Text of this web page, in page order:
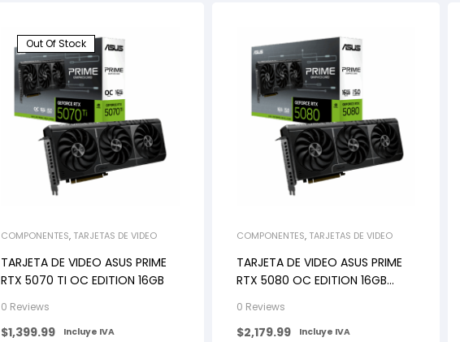
Out Of Stock
COMPONENTES, TARJETAS DE VIDEO
TARJETA DE VIDEO ASUS PRIME
RTX 5070 TI OC EDITION 16GB
0 Reviews
$1,399.99 Incluye IVA
COMPONENTES, TARJETAS DE VIDEO
TARJETA DE VIDEO ASUS PRIME
RTX 5080 OC EDITION 16GB
0 Reviews
$2,179.99 Incluye IVA